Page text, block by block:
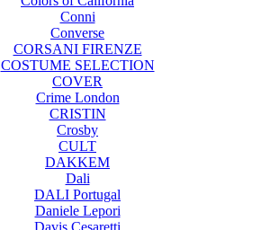
Conni
Converse
CORSANI FIRENZE
COSTUME SELECTION
COVER
Crime London
CRISTIN
Crosby
CULT
DAKKEM
Dali
DALI Portugal
Daniele Lepori
Davis Cesaretti